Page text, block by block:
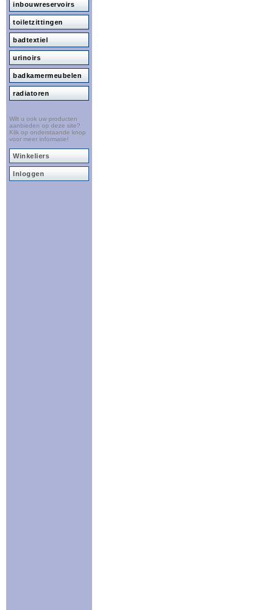
inbouwreservoirs
toiletzittingen
badtextiel
urinoirs
badkamermeubelen
radiatoren
Wilt u ook uw producten
aanbieden op deze site?
Klik op onderstaande knop
voor meer informatie!
Winkeliers
Inloggen